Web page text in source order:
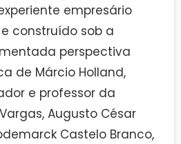
empresário
construído sob a
perspectiva
de Márcio Holland,
e professor da
Augusto César
Castelo Branco,